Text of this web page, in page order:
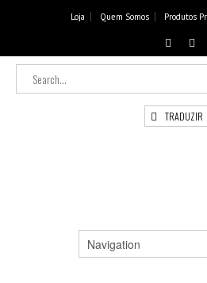
Loja Quem Somos Produtos
TRADUZIR